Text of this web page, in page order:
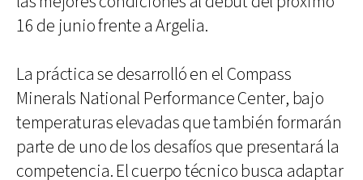
16 de junio frente a Argelia.
La práctica se desarrolló en el Compass
Minerals National Performance Center, bajo
temperaturas elevadas que también formarán
parte de uno de los desafíos que presentará la
competencia. El cuerpo técnico busca adaptar